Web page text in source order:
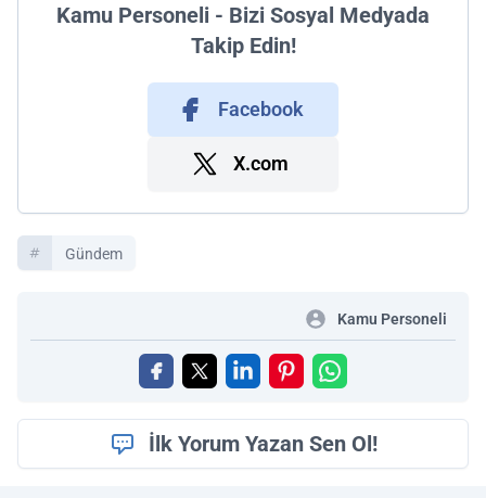
Kamu Personeli - Bizi Sosyal Medyada
Takip Edin!
Facebook
X.com
Gündem
Kamu Personeli
İlk Yorum Yazan Sen Ol!